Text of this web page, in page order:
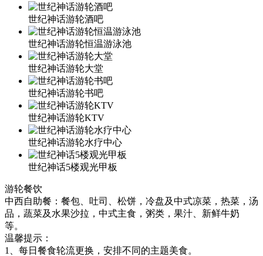
世纪神话游轮酒吧
世纪神话游轮恒温游泳池
世纪神话游轮大堂
世纪神话游轮书吧
世纪神话游轮KTV
世纪神话游轮水疗中心
世纪神话5楼观光甲板
游轮餐饮
中西自助餐：餐包、吐司、松饼，冷盘及中式凉菜，热菜，汤
品，蔬菜及水果沙拉，中式主食，粥类，果汁、新鲜牛奶
等。
温馨提示：
1、每日餐食轮流更换，安排不同的主题美食。